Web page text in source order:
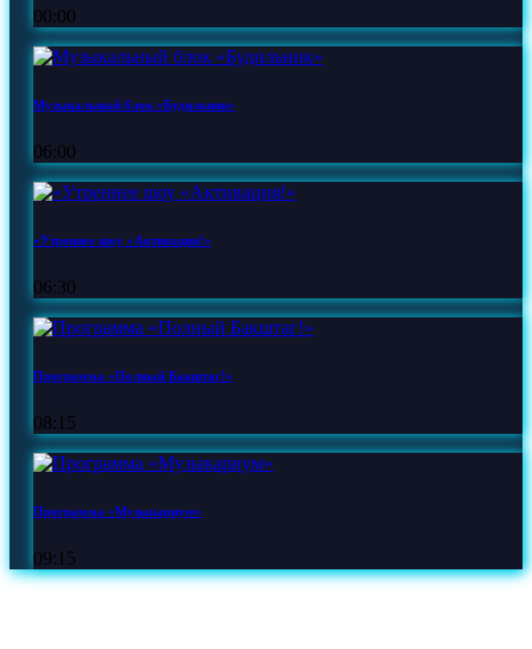
00:00
Музыкальный блок «Будильник»
06:00
«Утреннее шоу «Активация!»
06:30
Программа «Полный Бакштаг!»
08:15
Программа «Музыкариум»
09:15